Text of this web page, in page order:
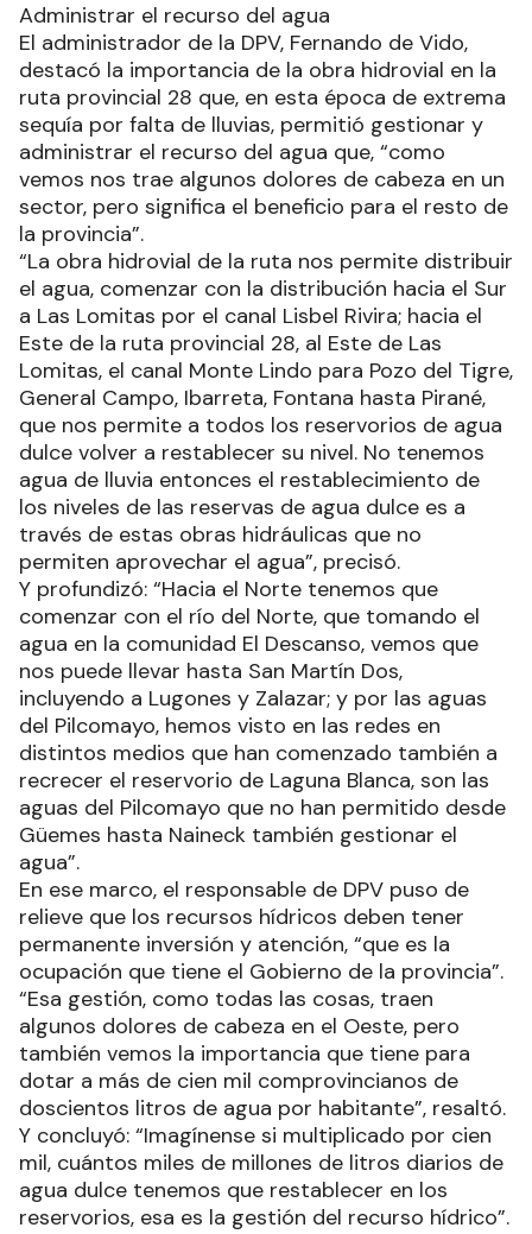
Administrar el recurso del agua
El administrador de la DPV, Fernando de Vido,
destacó la importancia de la obra hidrovial en la
ruta provincial 28 que, en esta época de extrema
sequía por falta de lluvias, permitió gestionar y
administrar el recurso del agua que, “como
vemos nos trae algunos dolores de cabeza en un
sector, pero significa el beneficio para el resto de
la provincia”.
“La obra hidrovial de la ruta nos permite distribuir
el agua, comenzar con la distribución hacia el Sur
a Las Lomitas por el canal Lisbel Rivira; hacia el
Este de la ruta provincial 28, al Este de Las
Lomitas, el canal Monte Lindo para Pozo del Tigre,
General Campo, Ibarreta, Fontana hasta Pirané,
que nos permite a todos los reservorios de agua
dulce volver a restablecer su nivel. No tenemos
agua de lluvia entonces el restablecimiento de
los niveles de las reservas de agua dulce es a
través de estas obras hidráulicas que no
permiten aprovechar el agua”, precisó.
Y profundizó: “Hacia el Norte tenemos que
comenzar con el río del Norte, que tomando el
agua en la comunidad El Descanso, vemos que
nos puede llevar hasta San Martín Dos,
incluyendo a Lugones y Zalazar; y por las aguas
del Pilcomayo, hemos visto en las redes en
distintos medios que han comenzado también a
recrecer el reservorio de Laguna Blanca, son las
aguas del Pilcomayo que no han permitido desde
Güemes hasta Naineck también gestionar el
agua”.
En ese marco, el responsable de DPV puso de
relieve que los recursos hídricos deben tener
permanente inversión y atención, “que es la
ocupación que tiene el Gobierno de la provincia”.
“Esa gestión, como todas las cosas, traen
algunos dolores de cabeza en el Oeste, pero
también vemos la importancia que tiene para
dotar a más de cien mil comprovincianos de
doscientos litros de agua por habitante”, resaltó.
Y concluyó: “Imagínense si multiplicado por cien
mil, cuántos miles de millones de litros diarios de
agua dulce tenemos que restablecer en los
reservorios, esa es la gestión del recurso hídrico”.